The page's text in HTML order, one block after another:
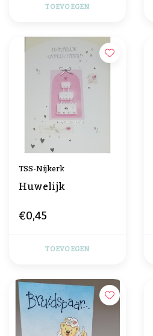
TOEVOEGEN
TSS-Nijkerk
Huwelijk
€0,45
TOEVOEGEN